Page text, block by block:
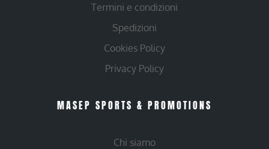
Termini e condizioni
Spedizioni
Cookies Policy
Privacy Policy
MASEP SPORTS & PROMOTIONS
Chi siamo